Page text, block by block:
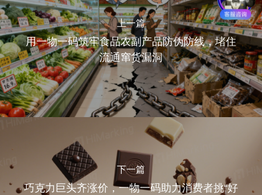
上一篇
用一物一码筑牢食品农副产品防伪防线，堵住
流通窜货漏洞
下一篇
巧克力巨头齐涨价，一物一码助力消费者挑“好